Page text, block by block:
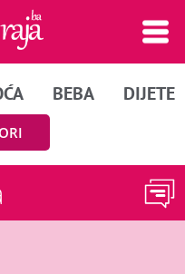
BEBA DIJETE